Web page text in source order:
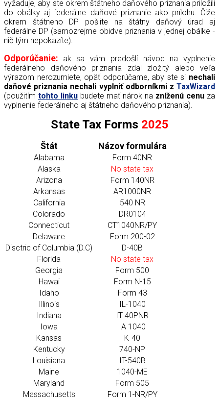
vyžaduje, aby ste okrem štátneho daňového priznania priložili
do obálky aj federálne daňové priznanie ako prílohu. Čiže
okrem štátneho DP pošlite na štátny daňový úrad aj
federálne DP (samozrejme obidve priznania v jednej obálke -
nič tým nepokazíte).
Odporúčanie:
ak sa vám predošlí návod na vyplnenie
federálneho daňového priznania zdal zložitý alebo veľa
výrazom nerozumiete, opäť odporúčame, aby ste si nechali
daňové priznania nechali vyplniť odborníkmi z TaxWizard
(použitím tohto linku budete mať nárok na zníženú cenu za
vyplnenie federálneho aj štátneho daňového priznania).
State Tax Forms 2025
Štát Názov formulára
Alabama
Form 40NR
Alaska
No state tax
Arizona
Form 140NR
Arkansas
AR1000NR
California
540 NR
Colorado
DR0104
Connecticut
CT1040NR/PY
Delaware
Form 200-02
Disctric of Columbia (D.C)
D-40B
Florida
No state tax
Georgia
Form 500
Hawai
Form N-15
Idaho
Form 43
Illinois
IL-1040
Indiana
IT 40PNR
Iowa
IA 1040
Kansas
K-40
Kentucky
740-NP
Louisiana
IT-540B
Maine
1040-ME
Maryland
Form 505
Massachusetts
Form 1-NR/PY